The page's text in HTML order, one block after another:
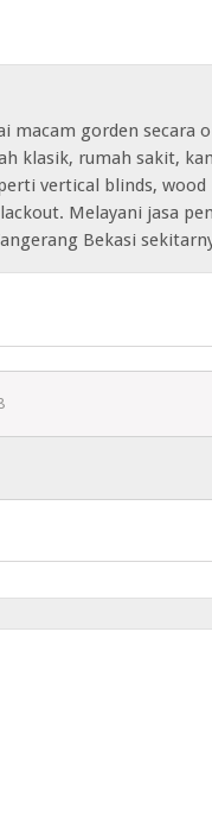
macam gorden secara
klasik, rumah sakit,
vertical blinds,
Melayani jasa
Bekasi